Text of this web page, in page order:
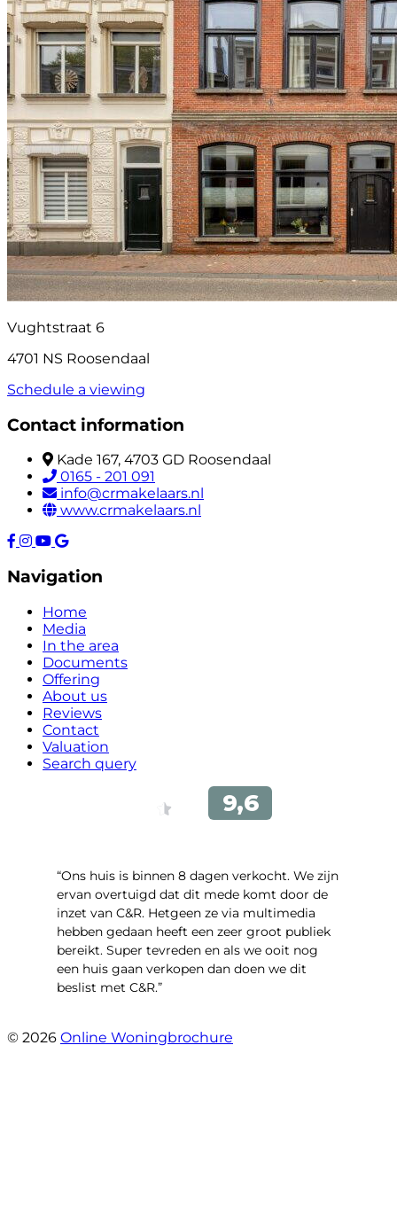
Vughtstraat 6
4701 NS Roosendaal
Schedule a viewing
Contact information
Kade 167, 4703 GD Roosendaal
0165 - 201 091
info@crmakelaars.nl
www.crmakelaars.nl
Navigation
Home
Media
In the area
Documents
Offering
About us
Reviews
Contact
Valuation
Search query
“Ons huis is binnen 8 dagen verkocht. We zijn
ervan overtuigd dat dit mede komt door de
inzet van C&R. Hetgeen ze via multimedia
hebben gedaan heeft een zeer groot publiek
bereikt. Super tevreden en als we ooit nog
een huis gaan verkopen dan doen we dit
beslist met C&R.”
© 2026 Online Woningbrochure